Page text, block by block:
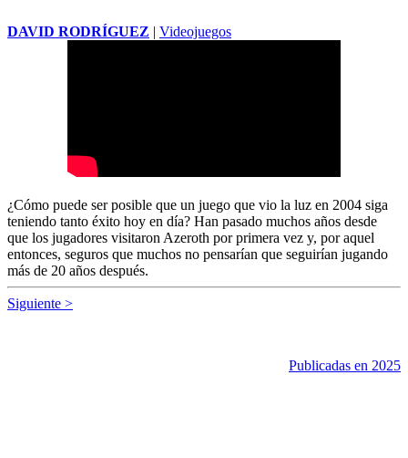
DAVID RODRÍGUEZ | Videojuegos
¿Cómo puede ser posible que un juego que vio la luz en 2004 siga
teniendo tanto éxito hoy en día? Han pasado muchos años desde
que los jugadores visitaron Azeroth por primera vez y, por aquel
entonces, seguros que muchos no pensarían que seguirían jugando
más de 20 años después.
Siguiente >
Publicadas en 2025